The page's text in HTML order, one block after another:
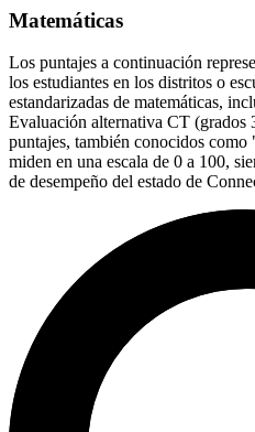
Matemáticas
Los puntajes a continuación
los estudiantes en los distritos o
estandarizadas de matemáticas,
Evaluación alternativa CT (grados
puntajes, también conocidos como
miden en una escala de 0 a 100,
de desempeño del estado de